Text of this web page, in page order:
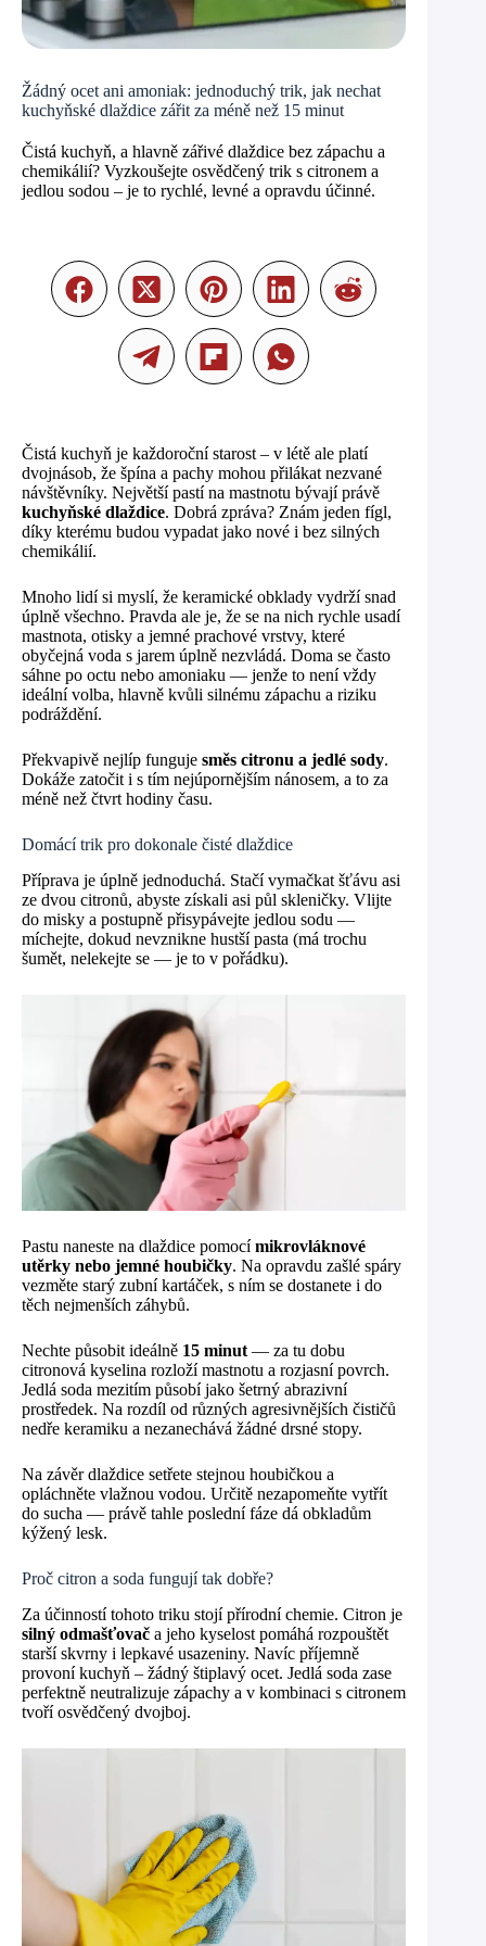
Žádný ocet ani amoniak: jednoduchý trik, jak nechat
kuchyňské dlaždice zářit za méně než 15 minut
Čistá kuchyň, a hlavně zářivé dlaždice bez zápachu a
chemikálií? Vyzkoušejte osvědčený trik s citronem a
jedlou sodou – je to rychlé, levné a opravdu účinné.
Čistá kuchyň je každoroční starost – v létě ale platí
dvojnásob, že špína a pachy mohou přilákat nezvané
návštěvníky. Největší pastí na mastnotu bývají právě
kuchyňské dlaždice. Dobrá zpráva? Znám jeden fígl,
díky kterému budou vypadat jako nové i bez silných
chemikálií.
Mnoho lidí si myslí, že keramické obklady vydrží snad
úplně všechno. Pravda ale je, že se na nich rychle usadí
mastnota, otisky a jemné prachové vrstvy, které
obyčejná voda s jarem úplně nezvládá. Doma se často
sáhne po octu nebo amoniaku — jenže to není vždy
ideální volba, hlavně kvůli silnému zápachu a riziku
podráždění.
Překvapivě nejlíp funguje směs citronu a jedlé sody.
Dokáže zatočit i s tím nejúpornějším nánosem, a to za
méně než čtvrt hodiny času.
Domácí trik pro dokonale čisté dlaždice
Příprava je úplně jednoduchá. Stačí vymačkat šťávu asi
ze dvou citronů, abyste získali asi půl skleničky. Vlijte
do misky a postupně přisypávejte jedlou sodu —
míchejte, dokud nevznikne hustší pasta (má trochu
šumět, nelekejte se — je to v pořádku).
Pastu naneste na dlaždice pomocímikrovláknové
utěrky nebo jemné houbičky. Na opravdu zašlé spáry
vezměte starý zubní kartáček, s ním se dostanete i do
těch nejmenších záhybů.
Nechte působit ideálně 15 minut — za tu dobu
citronová kyselina rozloží mastnotu a rozjasní povrch.
Jedlá soda mezitím působí jako šetrný abrazivní
prostředek. Na rozdíl od různých agresivnějších čističů
nedře keramiku a nezanechává žádné drsné stopy.
Na závěr dlaždice setřete stejnou houbičkou a
opláchněte vlažnou vodou. Určitě nezapomeňte vytřít
do sucha — právě tahle poslední fáze dá obkladům
kýžený lesk.
Proč citron a soda fungují tak dobře?
Za účinností tohoto triku stojí přírodní chemie. Citron je
silný odmašťovač a jeho kyselost pomáhá rozpouštět
starší skvrny i lepkavé usazeniny. Navíc příjemně
provoní kuchyň – žádný štiplavý ocet. Jedlá soda zase
perfektně neutralizuje zápachy a v kombinaci s citronem
tvoří osvědčený dvojboj.